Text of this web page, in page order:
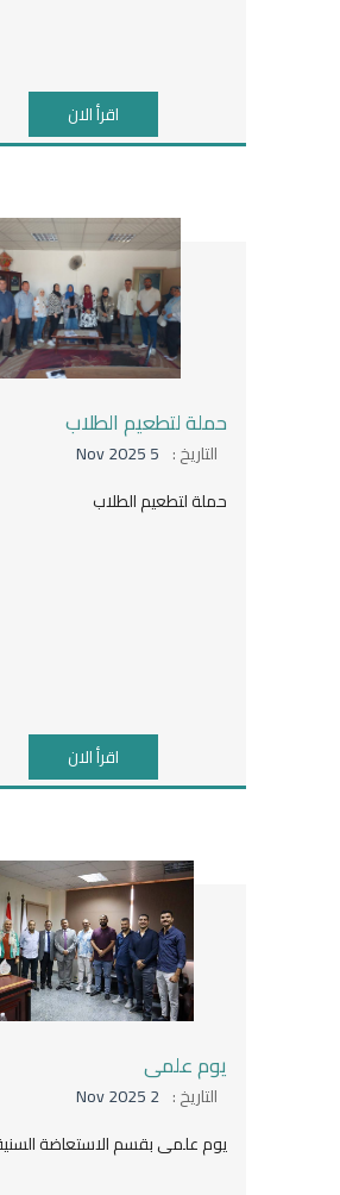
اقرأ الان
حملة لتطعيم الطلاب
التاريخ : 5 Nov 2025
حملة لتطعيم الطلاب
اقرأ الان
يوم علمى
التاريخ : 2 Nov 2025
يوم علمى بقسم الاستعاضة